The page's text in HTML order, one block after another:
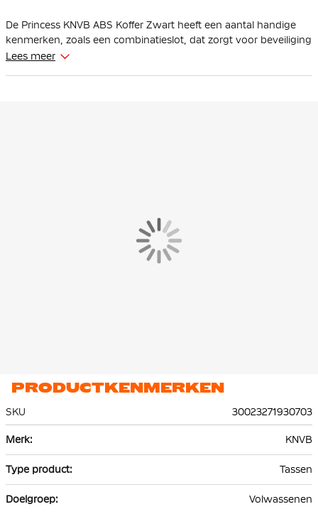
De Princess KNVB ABS Koffer Zwart heeft een aantal handige
kenmerken, zoals een combinatieslot, dat zorgt voor beveiliging
en voorkomt dat de inhoud van de koffer wordt gestolen.
toiletartikelen zodat je na de wedstrijd of trainingsweekend
weer fris voor de dag kan komen
De officiële KNVB koffer is gemaakt van hoogwaardig ABS
Lees meer
PRODUCTKENMERKEN
SKU
30023271930703
informatie
KNVB
Tassen
Volwassenen